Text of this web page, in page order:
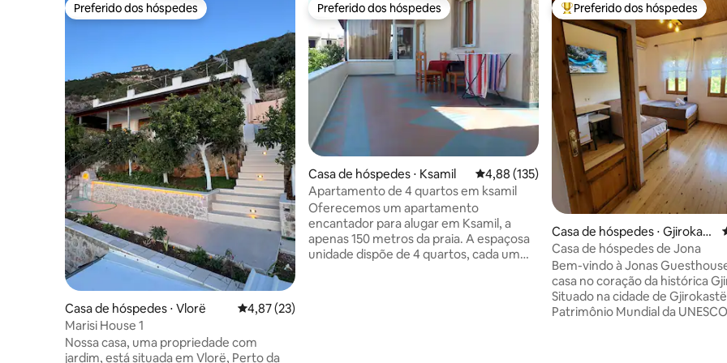
Preferido dos hóspedes
Preferido dos hóspedes
Casa de hóspedes ⋅ Vlorë 4,87 de uma avaliação média de 5, 23 avaliações
4,87 (23)
Marisi House 1
Nossa casa, uma propriedade com
jardim, está situada em Vlorë, Perto da
Preferido dos hóspedes
Preferido dos hóspedes
Casa de hóspedes ⋅ Ksamil 4,88 de uma avaliação média de 5, 135
4,88 (135)
Apartamento de 4 quartos em ksamil
Oferecemos um apartamento
encantador para alugar em Ksamil, a
apenas 150 metros da praia. A espaçosa
unidade dispõe de 4 quartos, cada um
Entre os melhores preferidos
Preferido dos hóspedes
Casa de hóspedes ⋅ Gjirokast
ër
Casa de hóspedes de Jona
Bem-vindo à Jonas
casa no coração da histórica
Situado na cidade de
Patrimônio Mundial da